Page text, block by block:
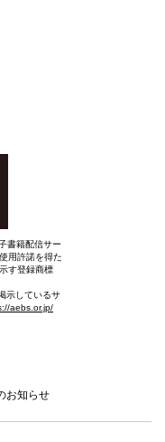
書籍配信サー
用許諾を得た
す登録商標
示しているサ
aebs.or.jp/
お知らせ